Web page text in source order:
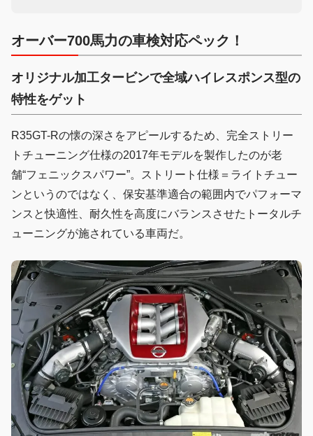
オーバー700馬力の車検対応ペック！
オリジナル加工タービンで全域ハイレスポンス型の
特性をゲット
R35GT-Rの懐の深さをアピールするため、完全ストリー
トチューニング仕様の2017年モデルを製作したのが老
舗“フェニックスパワー”。ストリート仕様＝ライトチュー
ンというのではなく、保安基準適合の範囲内でパフォーマ
ンスと快適性、耐久性を高度にバランスさせたトータルチ
ューニングが施されている車両だ。